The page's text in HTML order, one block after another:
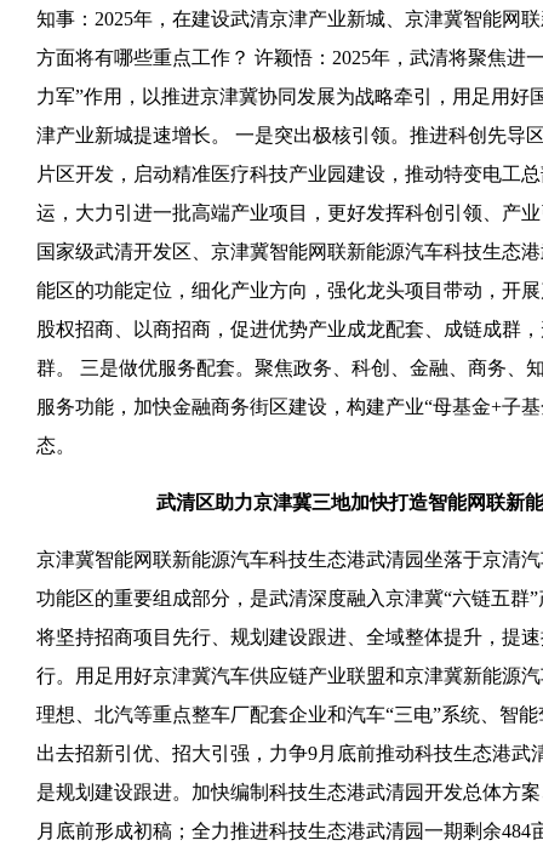
知事：2025年，在建设武清京津产业新城、京津冀智能网
方面将有哪些重点工作？ 许颖悟：2025年，武清将聚焦进
力军”作用，以推进京津冀协同发展为战略牵引，用足用好
津产业新城提速增长。 一是突出极核引领。推进科创先导
片区开发，启动精准医疗科技产业园建设，推动特变电工
运，大力引进一批高端产业项目，更好发挥科创引领、产
国家级武清开发区、京津冀智能网联新能源汽车科技生态
能区的功能定位，细化产业方向，强化龙头项目带动，开
股权招商、以商招商，促进优势产业成龙配套、成链成群
群。 三是做优服务配套。聚焦政务、科创、金融、商务、
服务功能，加快金融商务街区建设，构建产业“母基金+子
态。
武清区助力京津冀三地加快打造智能网联新
京津冀智能网联新能源汽车科技生态港武清园坐落于京清
功能区的重要组成部分，是武清深度融入京津冀“六链五群
将坚持招商项目先行、规划建设跟进、全域整体提升，提
行。用足用好京津冀汽车供应链产业联盟和京津冀新能源
理想、北汽等重点整车厂配套企业和汽车“三电”系统、智
出去招新引优、招大引强，力争9月底前推动科技生态港武
是规划建设跟进。加快编制科技生态港武清园开发总体方
月底前形成初稿；全力推进科技生态港武清园一期剩余